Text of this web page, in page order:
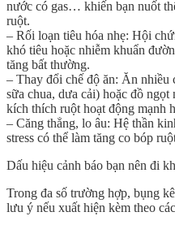
nước có gas… khiến bạn nuốt
ruột.
– Rối loạn tiêu hóa nhẹ: Hội
khó tiêu hoặc nhiễm khuẩn
tăng bất thường.
– Thay đổi chế độ ăn: Ăn nhiều
sữa chua, dưa cải) hoặc đồ
kích thích ruột hoạt động mạnh
– Căng thẳng, lo âu: Hệ thần
stress có thể làm tăng co bóp
Dấu hiệu cảnh báo bạn nên đi
Trong đa số trường hợp, bụng
lưu ý nếu xuất hiện kèm theo